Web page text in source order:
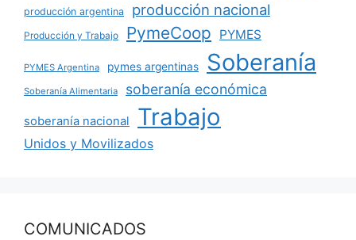
producción argentina producción nacional
Producción y Trabajo PymeCoop PYMES
PYMES Argentina pymes argentinas Soberanía
Soberanía Alimentaria soberanía económica
soberanía nacional Trabajo
Unidos y Movilizados
COMUNICADOS